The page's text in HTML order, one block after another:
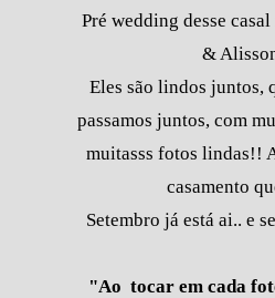
Pré wedding desse
&
Eles são lindos juntos,
passamos juntos, com
muitasss fotos lindas!!
casamento
Setembro já está ai.. e
"Ao tocar em cada